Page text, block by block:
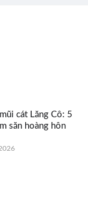
cát Lăng Cô: 5
săn hoàng hôn